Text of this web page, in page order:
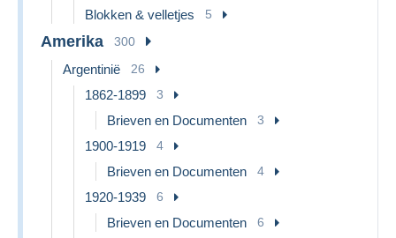
Blokken & velletjes 5
Amerika 300
Argentinië 26
1862-1899 3
Brieven en Documenten 3
1900-1919 4
Brieven en Documenten 4
1920-1939 6
Brieven en Documenten 6